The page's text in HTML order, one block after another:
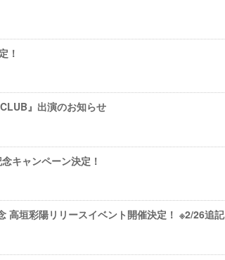
！
』出演のお知らせ
キャンペーン決定！
高垣彩陽リリースイベント開催決定！ ※2/26追記